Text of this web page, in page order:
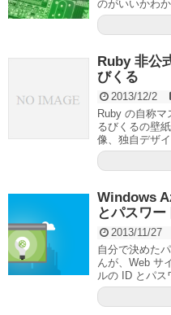
のがいいかわ
Ruby 非公
びくる
2013/12/2
Ruby の自称マ
るびくるの壁
像、独自デザ
Windows
とパスワ
2013/11/27
自分で決めた
んが、Web サ
ルの ID とパス